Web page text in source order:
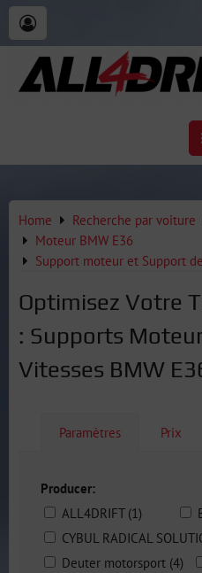
Home Recherche par voiture
Moteur BMW E36
Support moteur et Support
Optimisez Votre
: Supports
Vitesses BMW
Paramètres Prix
Producer:
ALL4DRIFT (1)
CYBUL RADICAL
Deuter motorsport (4)